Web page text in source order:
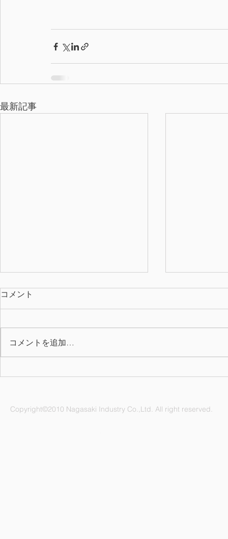
最新記事
2026年上期 QC表彰
コメント
コメントを追加…
Copyright©2010 Nagasaki Industry Co.,Ltd. All right reserved.